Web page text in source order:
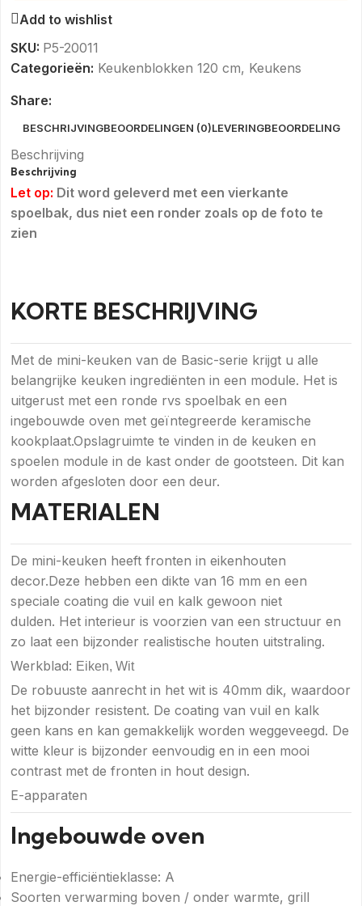
Add to wishlist
SKU: P5-20011
Categorieën: Keukenblokken 120 cm, Keukens
Share:
BESCHRIJVINGBEOORDELINGEN (0)LEVERINGBEOORDELING
Beschrijving
Beschrijving
Let op: Dit word geleverd met een vierkante
spoelbak, dus niet een ronder zoals op de foto te
zien
KORTE BESCHRIJVING
Met de mini-keuken van de Basic-serie krijgt u alle
belangrijke keuken ingrediënten in een module. Het is
uitgerust met een ronde rvs spoelbak en een
ingebouwde oven met geïntegreerde keramische
kookplaat.Opslagruimte te vinden in de keuken en
spoelen module in de kast onder de gootsteen. Dit kan
worden afgesloten door een deur.
MATERIALEN
De mini-keuken heeft fronten in eikenhouten
decor.Deze hebben een dikte van 16 mm en een
speciale coating die vuil en kalk gewoon niet
dulden. Het interieur is voorzien van een structuur en
zo laat een bijzonder realistische houten uitstraling.
Werkblad: Eiken, Wit
De robuuste aanrecht in het wit is 40mm dik, waardoor
het bijzonder resistent. De coating van vuil en kalk
geen kans en kan gemakkelijk worden weggeveegd. De
witte kleur is bijzonder eenvoudig en in een mooi
contrast met de fronten in hout design.
E-apparaten
Ingebouwde oven
Energie-efficiëntieklasse: A
Soorten verwarming boven / onder warmte, grill